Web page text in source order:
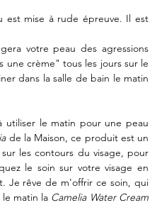
est mise à rude épreuve. Il est
votre peau des agressions
crème" tous les jours sur le
dans la salle de bain le matin
utiliser le matin pour une peau
de la Maison, ce produit est un
les contours du visage, pour
le soin sur votre visage en
Je rêve de m'offrir ce soin, qui
matin la Camelia Water Cream